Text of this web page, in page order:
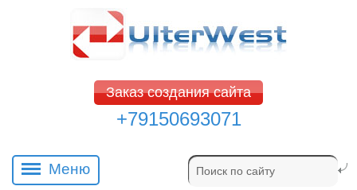
Заказ создания сайта
+79150693071
Меню